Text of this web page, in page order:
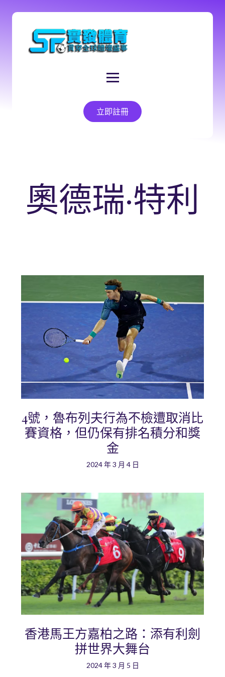
立即註冊
奧德瑞·特利
4號，魯布列夫行為不檢遭取消比
賽資格，但仍保有排名積分和獎
金
2024 年 3 月 4 日
香港馬王方嘉柏之路：添有利劍
拼世界大舞台
2024 年 3 月 5 日